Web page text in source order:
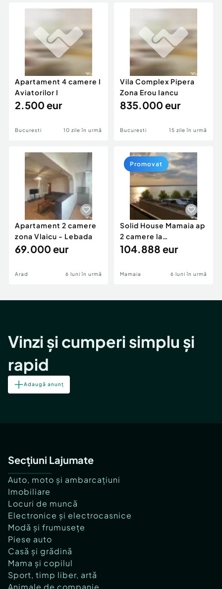
Animale de companie
Afaceri și echipamente profesionale
Inchiriere Bunuri si Vehicule
Utilaje agricole si industriale
Piese auto si accesorii
Dacia Duster
Apartament 4 camere I
Aviatorilor I
2.500 eur
Bucuresti 10 zile în urmă
Vila Complex Pipera
Zona Erou Iancu
835.000 eur
Bucuresti 15 zile în urmă
Apartament 2 camere
zona Vlaicu - Lebada
69.000 eur
Arad 6 luni în urmă
Solid House Mamaia ap
2 camere la
cheie,langa Mega
104.888 eur
Mamaia 6 luni în urmă
Promovat
Vinzi și cumperi simplu și
rapid
Adaugă anunț
Secțiuni Lajumate
Auto, moto și ambarcațiuni
Imobiliare
Locuri de muncă
Electronice și electrocasnice
Modă și frumusețe
Piese auto
Casă și grădină
Mama și copilul
Sport, timp liber, artă
Animale de companie